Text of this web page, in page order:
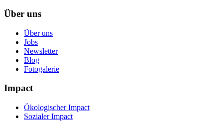
Über uns
Über uns
Jobs
Newsletter
Blog
Fotogalerie
Impact
Ökologischer Impact
Sozialer Impact